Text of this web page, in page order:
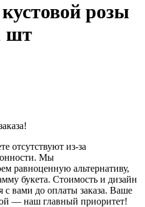
розы
шт
отсутствуют из-за
Мы
альтернативу,
букета. Стоимость и дизайн
с вами до оплаты заказа. Ваше
— наш главный приоритет!